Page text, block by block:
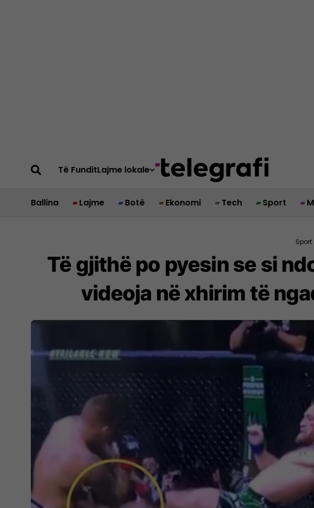
Të FunditLajme lokale
Ballina Lajme Botë Ekonomi Tech Sport
Sport
Të gjithë po pyesin se si
videoja në xhirim të